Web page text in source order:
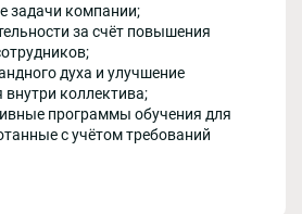
задачи компании;
за счёт повышения
духа и улучшение
внутри коллектива;
программы обучения для
с учётом требований